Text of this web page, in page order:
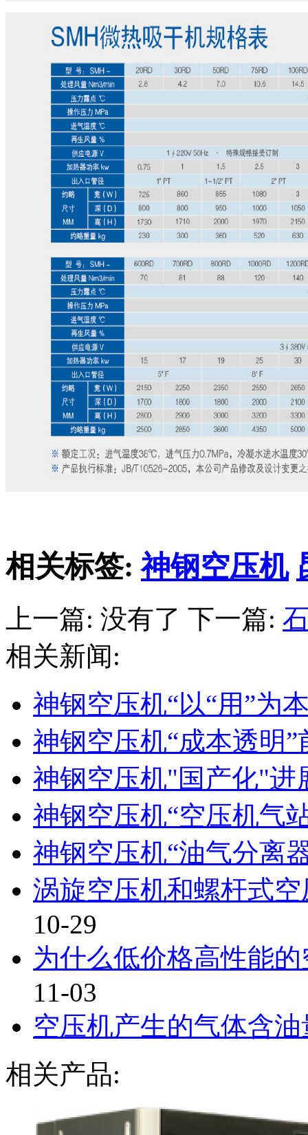
相关标签:神钢空压机
上一篇: 没有了 下一篇:
相关新闻:
神钢空压机“以“用”为
神钢空压机“成本透明
神钢空压机"国产化"进
神钢空压机“空压机气
神钢空压机“油气分离
涡旋空压机和螺杆式
10-29
为什么低价格高性能
11-03
空压机产生的气体含
相关产品: